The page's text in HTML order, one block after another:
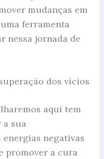
mudanças em
ferramenta
nessa jornada de
dos vícios
aqui tem
sua
negativas
promover a cura